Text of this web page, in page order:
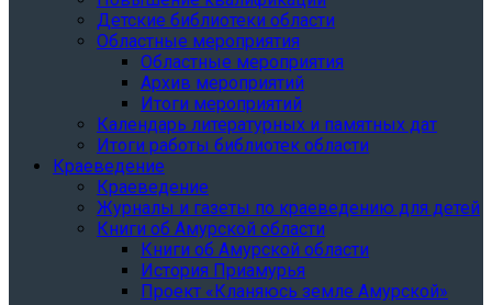
Детские библиотеки области
Областные мероприятия
Областные мероприятия
Архив мероприятий
Итоги мероприятий
Календарь литературных и памятных дат
Итоги работы библиотек области
Краеведение
Краеведение
Журналы и газеты по краеведению для детей
Книги об Амурской области
Книги об Амурской области
История Приамурья
Проект «Кланяюсь земле Амурской»